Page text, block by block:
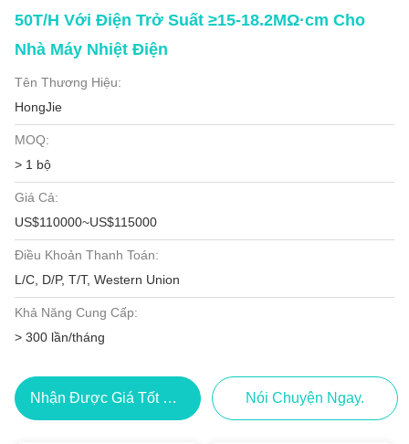
50T/H Với Điện Trở Suất ≥15-18.2MΩ·cm Cho
Nhà Máy Nhiệt Điện
Tên Thương Hiệu:
HongJie
MOQ:
> 1 bộ
Giá Cả:
US$110000~US$115000
Điều Khoản Thanh Toán:
L/C, D/P, T/T, Western Union
Khả Năng Cung Cấp:
> 300 lần/tháng
Nhận Được Giá Tốt Nhất Nói Chuyện Ngay.